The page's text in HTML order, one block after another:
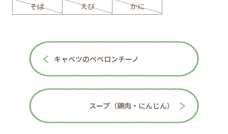
そば
えび かに
キャベツのペペロンチーノ
スープ（鶏肉・にんじん）